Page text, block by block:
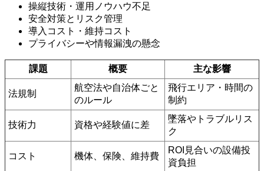
操縦技術・運用ノウハウ不足
安全対策とリスク管理
導入コスト・維持コスト
プライバシーや情報漏洩の懸念
課題 概要 主な影響
法規制
航空法や自治体ごと
のルール
飛行エリア・時間の
制約
技術力 資格や経験値に差
墜落やトラブルリス
ク
コスト 機体、保険、維持費
ROI見合いの設備投
資負担